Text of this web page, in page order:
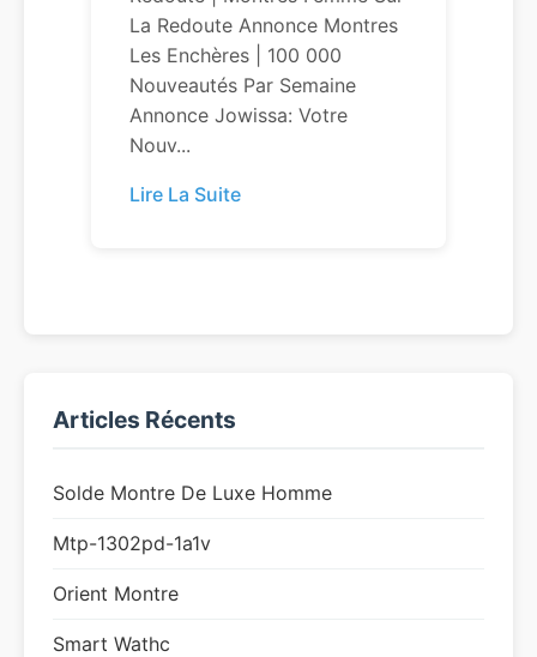
La Redoute Annonce Montres
Les Enchères | 100 000
Nouveautés Par Semaine
Annonce Jowissa: Votre
Nouv...
Lire La Suite
Articles Récents
Solde Montre De Luxe Homme
Mtp-1302pd-1a1v
Orient Montre
Smart Wathc